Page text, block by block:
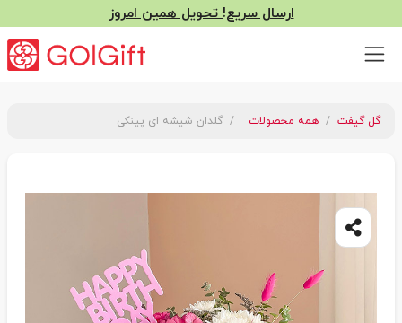
ارسال سریع! تحویل همین امروز
گل گیفت همه محصولات گلدان شیشه ای پینکی